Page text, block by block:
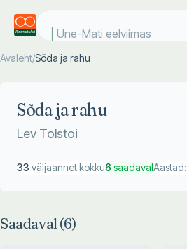
Une-Mati eelviimased
Avaleht/Sõda ja rahu
Sõda ja rahu
Lev Tolstoi
33 väljaannet kokku6 saadavalAastad:
Saadaval (6)